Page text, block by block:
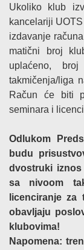
Ukoliko klub
kancelariji
izdavanje
matični broj
uplaćeno,
takmičenja/liga
Račun će biti
seminara i
Odlukom
budu
dvostruki
sa nivoom
licenciranje
obavljaju
klubovima!
Napomena: